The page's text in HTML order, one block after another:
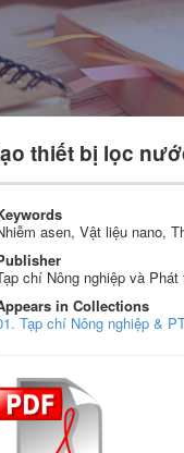
thiết bị lọc
asen, Vật liệu nano,
chí Nông nghiệp và Phát
in Collections
Tạp chí Nông nghiệp &